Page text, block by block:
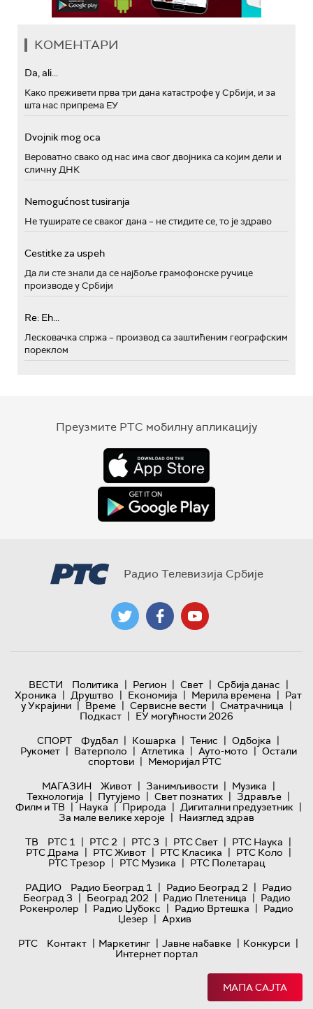
КОМЕНТАРИ
Da, ali...
Како преживети прва три дана катастрофе у Србији, и за
шта нас припрема ЕУ
Dvojnik mog oca
Вероватно свако од нас има свог двојника са којим дели и
сличну ДНК
Nemogućnost tusiranja
Не туширате се сваког дана – не стидите се, то је здраво
Cestitke za uspeh
Да ли сте знали да се најбоље грамофонске ручице
производе у Србији
Re: Eh...
Лесковачка спржа – производ са заштићеним географским
пореклом
Преузмите РТС мобилну апликацију
Радио Телевизија Србије
ВЕСТИ Политика | Регион | Свет | Србија данас |
Хроника | Друштво | Економија | Мерила времена | Рат
у Украјини | Време | Сервисне вести | Сматрачница |
Подкаст | ЕУ могућности 2026
СПОРТ
Фудбал | Кошарка | Тенис | Одбојка |
Рукомет | Ватерполо | Атлетика | Ауто-мото | Остали
спортови | Меморијал РТС
МАГАЗИН
Живот | Занимљивости | Музика |
Технологијa | Путујемо | Свет познатих | Здравље |
Филм и ТВ | Наука | Природа | Дигитални предузетник |
За мале велике хероје | Наизглед здрав
ТВ
РТС 1 | РТС 2 | РТС 3 | РТС Свет | РТС Наука |
РТС Драма | РТС Живот | РТС Класика | РТС Коло |
РТС Трезор | РТС Музика | РТС Полетарац
РАДИО
Радио Београд 1 | Радио Београд 2 | Радио
Београд 3 | Београд 202 | Радио Плетеница | Радио
Рокенролер | Радио Џубокс | Радио Вртешка | Радио
Џезер | Архив
РТС
Контакт | Маркетинг | Јавне набавке | Конкурси |
Интернет портал
МАПА САЈТА